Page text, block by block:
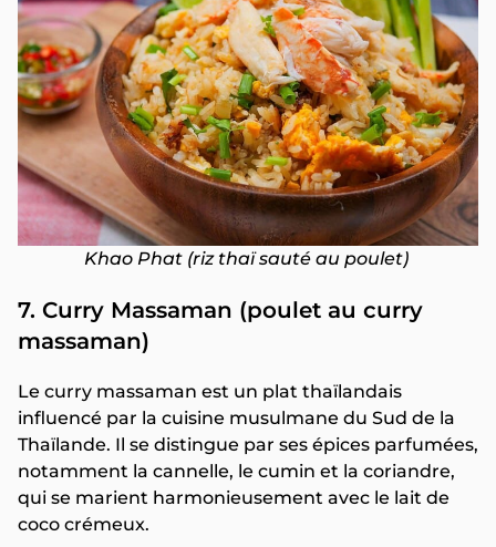
Khao Phat (riz thaï sauté au poulet)
7. Curry Massaman (poulet au curry
massaman)
Le curry massaman est un plat thaïlandais
influencé par la cuisine musulmane du Sud de la
Thaïlande. Il se distingue par ses épices parfumées,
notamment la cannelle, le cumin et la coriandre,
qui se marient harmonieusement avec le lait de
coco crémeux.